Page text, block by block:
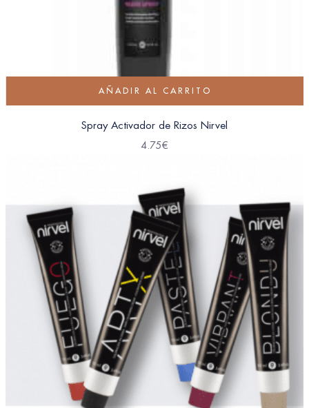
AÑADIR AL CARRITO
Spray Activador de Rizos Nirvel
4.75€